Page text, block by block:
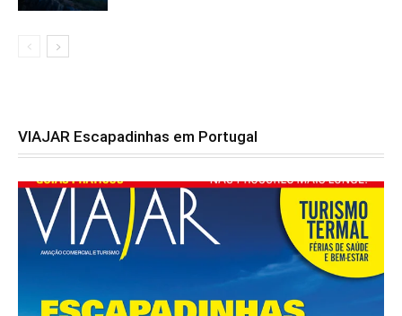
VIAJAR Escapadinhas em Portugal